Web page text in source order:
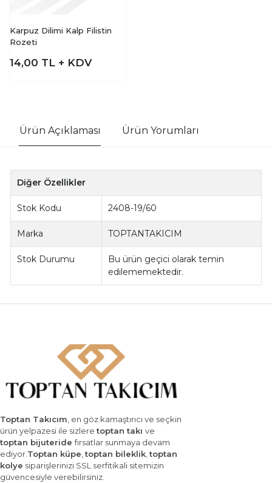
Karpuz Dilimi Kalp Filistin
Rozeti
14,00 TL + KDV
Ürün Açıklaması Ürün Yorumları
Diğer Özellikler
Stok Kodu 2408-19/60
Marka TOPTANTAKICIM
Stok Durumu
Bu ürün geçici olarak temin
edilememektedir.
Toptan Takıcım, en göz kamaştırıcı ve seçkin
ürün yelpazesi ile sizleretoptan takı ve
toptan bijuteridefırsatlar sunmaya devam
ediyor.Toptan küpe,toptan bileklik,toptan
kolye siparişlerinizi SSL serfitikali sitemizin
güvencesiyle verebilirsiniz.